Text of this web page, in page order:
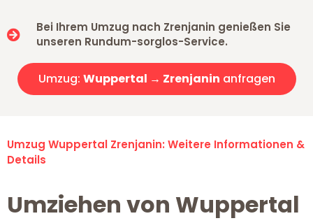
Bei Ihrem Umzug nach Zrenjanin genießen Sie
unseren Rundum-sorglos-Service.
Umzug: Wuppertal → Zrenjanin anfragen
Umzug Wuppertal Zrenjanin: Weitere Informationen &
Details
Umziehen von Wuppertal